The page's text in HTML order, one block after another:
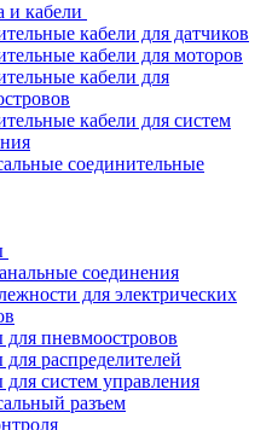
и кабели
кабели для датчиков
кабели для моторов
кабели для
кабели для систем
соединительные
соединения
для электрических
для пневмоостровов
распределителей
для систем управления
разъем